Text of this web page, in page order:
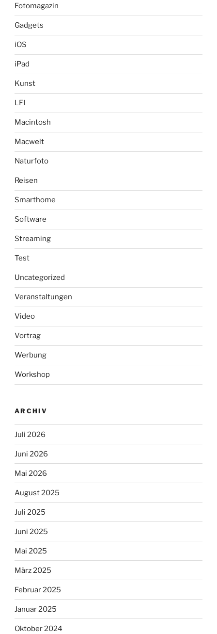
Fotomagazin
Gadgets
iOS
iPad
Kunst
LFI
Macintosh
Macwelt
Naturfoto
Reisen
Smarthome
Software
Streaming
Test
Uncategorized
Veranstaltungen
Video
Vortrag
Werbung
Workshop
ARCHIV
Juli 2026
Juni 2026
Mai 2026
August 2025
Juli 2025
Juni 2025
Mai 2025
März 2025
Februar 2025
Januar 2025
Oktober 2024